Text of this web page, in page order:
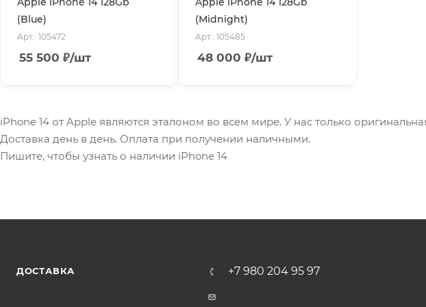
(Blue)
Арт.: 105472
55 500 ₽/шт
(Midnight)
Арт.: 105485
48 000 ₽/шт
iPhone 14 от Apple являются эталоном во всем мире. У нас только
Доставка день в день. Оплата при получении наличными.
Пишите, чтобы узнать о наличии iPhone 14
ДОСТАВКА +7 980 204 95 97